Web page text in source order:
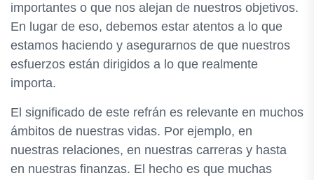
importantes o que nos alejan de nuestros objetivos.
En lugar de eso, debemos estar atentos a lo que
estamos haciendo y asegurarnos de que nuestros
esfuerzos están dirigidos a lo que realmente
importa.
El significado de este refrán es relevante en muchos
ámbitos de nuestras vidas. Por ejemplo, en
nuestras relaciones, en nuestras carreras y hasta
en nuestras finanzas. El hecho es que muchas